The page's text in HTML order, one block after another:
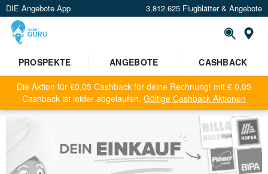
DIE Angebote App 3.812.625 Flugblätter & Angebote
PROSPEKTE
ANGEBOTE CASHBACK
Die Aktion für €0,05 Cashback für deine Rechnung! mit € 0,05
Cashback ist leider abgelaufen. Gültige Cashback Aktionen